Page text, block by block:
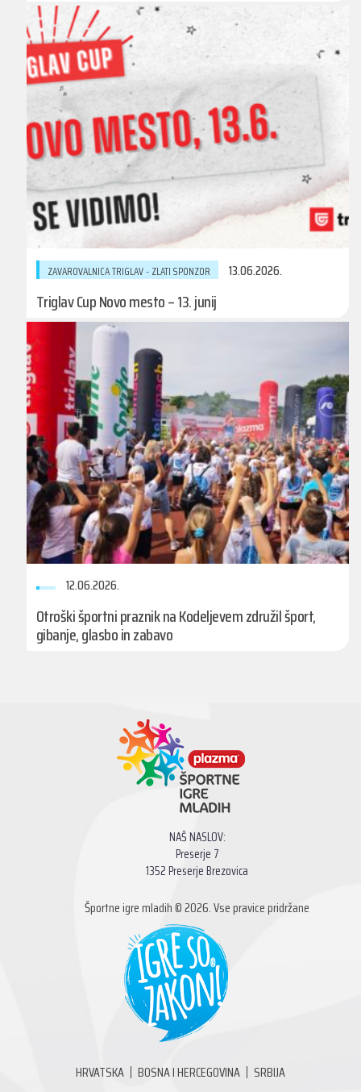
ZAVAROVALNICA TRIGLAV - ZLATI SPONZOR 13.06.2026.
Triglav Cup Novo mesto – 13. junij
12.06.2026.
Otroški športni praznik na Kodeljevem združil šport,
gibanje, glasbo in zabavo
NAŠ NASLOV:
Preserje 7
1352 Preserje Brezovica
Športne igre mladih © 2026. Vse pravice pridržane
HRVATSKA BOSNA I HERCEGOVINA SRBIJA